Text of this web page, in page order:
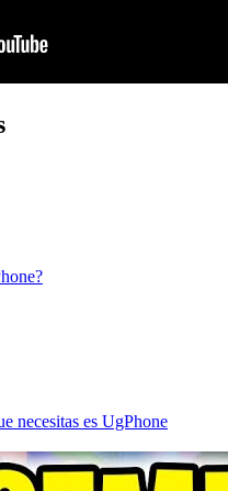
necesitas es UgPhone